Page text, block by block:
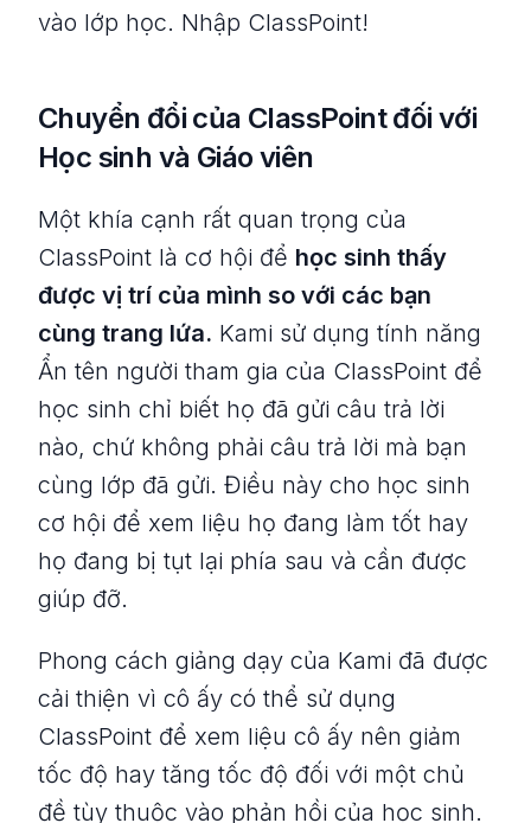
vào lớp học. Nhập ClassPoint!
Chuyển đổi của ClassPoint đối với
Học sinh và Giáo viên
Một khía cạnh rất quan trọng của
ClassPoint là cơ hội để học sinh thấy
được vị trí của mình so với các bạn
cùng trang lứa. Kami sử dụng tính năng
Ẩn tên người tham gia của ClassPoint để
học sinh chỉ biết họ đã gửi câu trả lời
nào, chứ không phải câu trả lời mà bạn
cùng lớp đã gửi. Điều này cho học sinh
cơ hội để xem liệu họ đang làm tốt hay
họ đang bị tụt lại phía sau và cần được
giúp đỡ.
Phong cách giảng dạy của Kami đã được
cải thiện vì cô ấy có thể sử dụng
ClassPoint để xem liệu cô ấy nên giảm
tốc độ hay tăng tốc độ đối với một chủ
đề tùy thuộc vào phản hồi của học sinh.